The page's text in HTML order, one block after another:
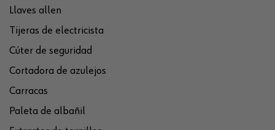
Llaves allen
Tijeras de electricista
Cúter de seguridad
Cortadora de azulejos
Carracas
Paleta de albañil